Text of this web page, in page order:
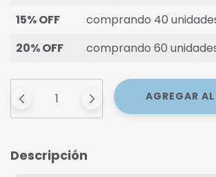
15% OFF
comprando 40
20% OFF
comprando 60
Descripción